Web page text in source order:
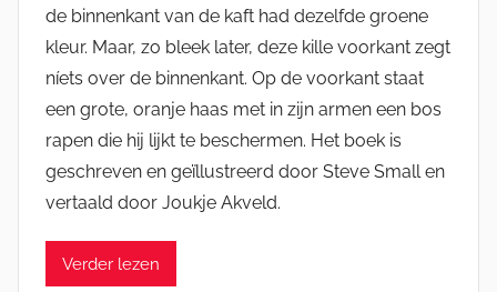
de binnenkant van de kaft had dezelfde groene
kleur. Maar, zo bleek later, deze kille voorkant zegt
níets over de binnenkant. Op de voorkant staat
een grote, oranje haas met in zijn armen een bos
rapen die hij lijkt te beschermen. Het boek is
geschreven en geïllustreerd door Steve Small en
vertaald door Joukje Akveld.
Verder lezen